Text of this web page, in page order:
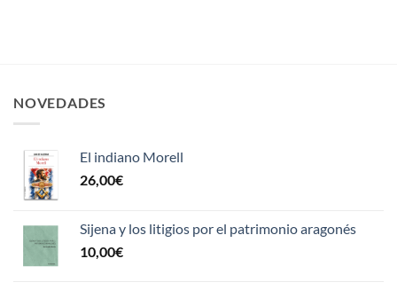
NOVEDADES
El indiano Morell
26,00€
Sijena y los litigios por el patrimonio aragonés
10,00€